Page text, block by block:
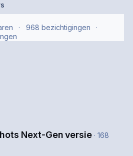
968 bezichtigingen
Next-Gen versie · 168